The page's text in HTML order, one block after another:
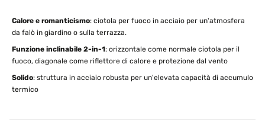
Calore e romanticismo: ciotola per fuoco in acciaio per un'atmosfera
da falò in giardino o sulla terrazza.
Funzione inclinabile 2-in-1: orizzontale come normale ciotola per il
fuoco, diagonale come riflettore di calore e protezione dal vento
Solido: struttura in acciaio robusta per un'elevata capacità di accumulo
termico